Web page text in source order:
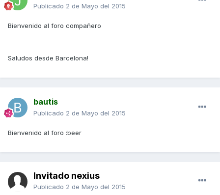
Publicado 2 de Mayo del 2015
Bienvenido al foro compañero
Saludos desde Barcelona!
bautis
Publicado 2 de Mayo del 2015
Bienvenido al foro :beer
Invitado nexius
Publicado 2 de Mayo del 2015